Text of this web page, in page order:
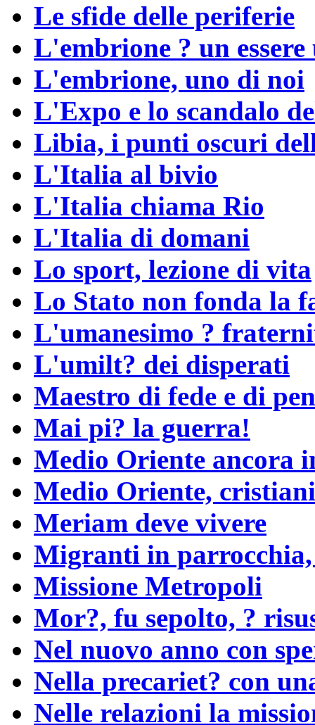
Le sfide delle periferie
L'embrione ? un essere
L'embrione, uno di noi
L'Expo e lo scandalo
Libia, i punti oscuri
L'Italia al bivio
L'Italia chiama Rio
L'Italia di domani
Lo sport, lezione di vita
Lo Stato non fonda la
L'umanesimo ?
L'umilt? dei disperati
Maestro di fede e di
Mai pi? la guerra!
Medio Oriente ancora
Medio Oriente,
Meriam deve vivere
Migranti in parrocchia,
Missione Metropoli
Mor?, fu sepolto, ?
Nel nuovo anno con
Nella precariet? con
Nelle relazioni la